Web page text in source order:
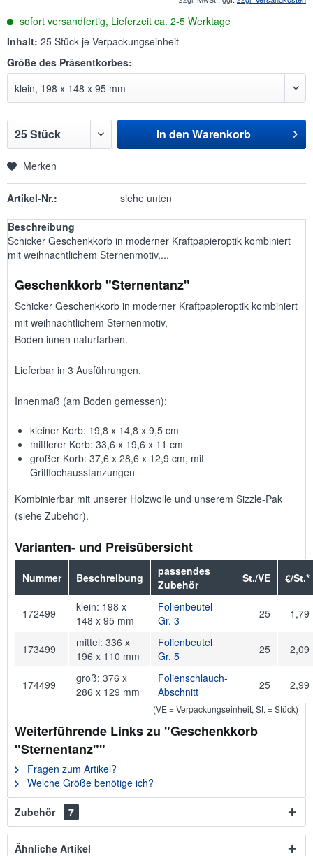
sofort versandfertig, Lieferzeit ca. 2-5 Werktage
Inhalt: 25 Stück je Verpackungseinheit
Größe des Präsentkorbes:
In den Warenkorb
Merken
Artikel-Nr.: siehe unten
Beschreibung
Schicker Geschenkkorb in moderner Kraftpapieroptik kombiniert
mit weihnachtlichem Sternenmotiv,...
Geschenkkorb "Sternentanz"
Schicker Geschenkkorb in moderner Kraftpapieroptik kombiniert
mit weihnachtlichem Sternenmotiv,
Boden innen naturfarben.
Lieferbar in 3 Ausführungen.
Innenmaß (am Boden gemessen):
kleiner Korb: 19,8 x 14,8 x 9,5 cm
mittlerer Korb: 33,6 x 19,6 x 11 cm
großer Korb: 37,6 x 28,6 x 12,9 cm, mit
Grifflochausstanzungen
Kombinierbar mit unserer Holzwolle und unserem Sizzle-Pak
(siehe Zubehör).
Varianten- und Preisübersicht
Nummer Beschreibung
passendes
Zubehör
St./VE €/St.*
172499
klein: 198 x
148 x 95 mm
Folienbeutel
Gr. 3
25 1,79
173499
mittel: 336 x
196 x 110 mm
Folienbeutel
Gr. 5
25 2,09
174499
groß: 376 x
286 x 129 mm
Folienschlauch-
Abschnitt
25 2,99
(VE = Verpackungseinheit, St. = Stück)
Weiterführende Links zu "Geschenkkorb
"Sternentanz""
Fragen zum Artikel?
Welche Größe benötige ich?
Zubehör 7
Ähnliche Artikel